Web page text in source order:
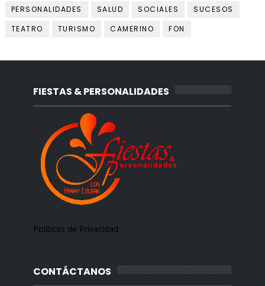
PERSONALIDADES
SALUD SOCIALES
SUCESOS
TEATRO
TURISMO CAMERINO FON
FIESTAS & PERSONALIDADES
Políticas de Privacidad
CONTÁCTANOS